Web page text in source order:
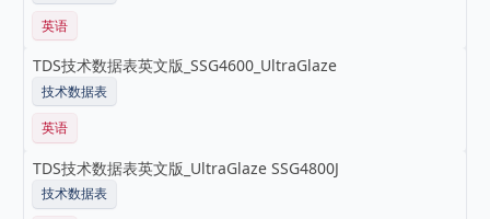
英语
TDS技术数据表英文版_SSG4600_UltraGlaze
技术数据表
英语
TDS技术数据表英文版_UltraGlaze SSG4800J
技术数据表